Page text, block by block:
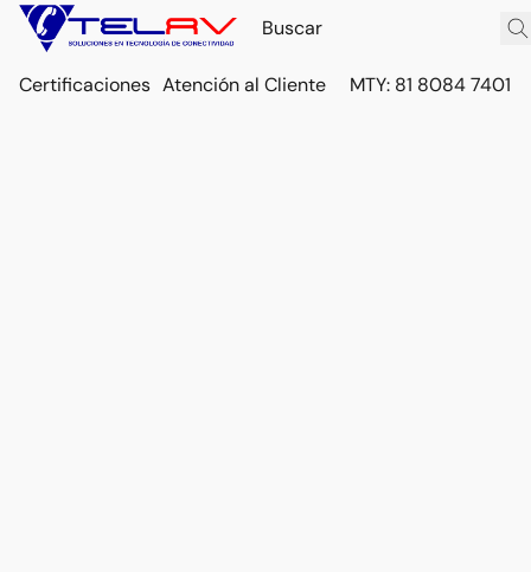
Certificaciones Atención al Cliente MTY: 81 8084 7401